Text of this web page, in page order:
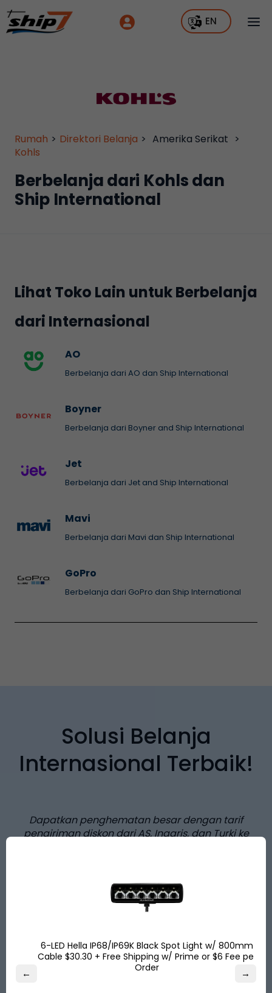
EN
Rumah > Direktori Belanja > Amerika Serikat >
Kohls
Berbelanja dari Kohls dan
Ship International
Lihat Toko Lain untuk Berbelanja
dari Internasional
AO
Berbelanja dari AO dan Ship International
Boyner
Berbelanja dari Boyner and Ship International
Jet
Berbelanja dari Jet and Ship International
Mavi
Berbelanja dari Mavi dan Ship International
GoPro
Berbelanja dari GoPro dan Ship International
Solusi Belanja
Internasional Terbaik!
Dapatkan penghematan besar dengan tarif
pengiriman diskon dari AS, Inggris, dan Turki ke
Hemat hingga80%untuk pengiriman
internasional dan bebas pajak penjualan AS!
DAFTAR
← →
6-LED Hella IP68/IP69K Black Spot Light w/ 800mm
Cable $30.30 + Free Shipping w/ Prime or $6 Fee per
Order